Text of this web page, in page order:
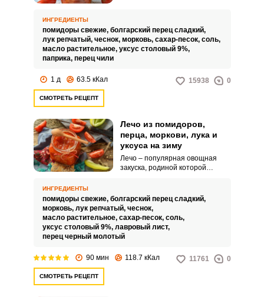
ИНГРЕДИЕНТЫ
помидоры свежие, болгарский перец сладкий,
лук репчатый, чеснок, морковь, сахар-песок, соль,
масло растительное, уксус столовый 9%,
паприка, перец чили
1 д 63.5 кКал 15938 0
СМОТРЕТЬ РЕЦЕПТ
Лечо из помидоров,
перца, моркови, лука и
уксуса на зиму
Лечо – популярная овощная
закуска, родиной которой
качестве гарнира к мясу.
ИНГРЕДИЕНТЫ
помидоры свежие, болгарский перец сладкий,
морковь, лук репчатый, чеснок,
масло растительное, сахар-песок, соль,
уксус столовый 9%, лавровый лист,
перец черный молотый
90 мин 118.7 кКал 11761 0
СМОТРЕТЬ РЕЦЕПТ